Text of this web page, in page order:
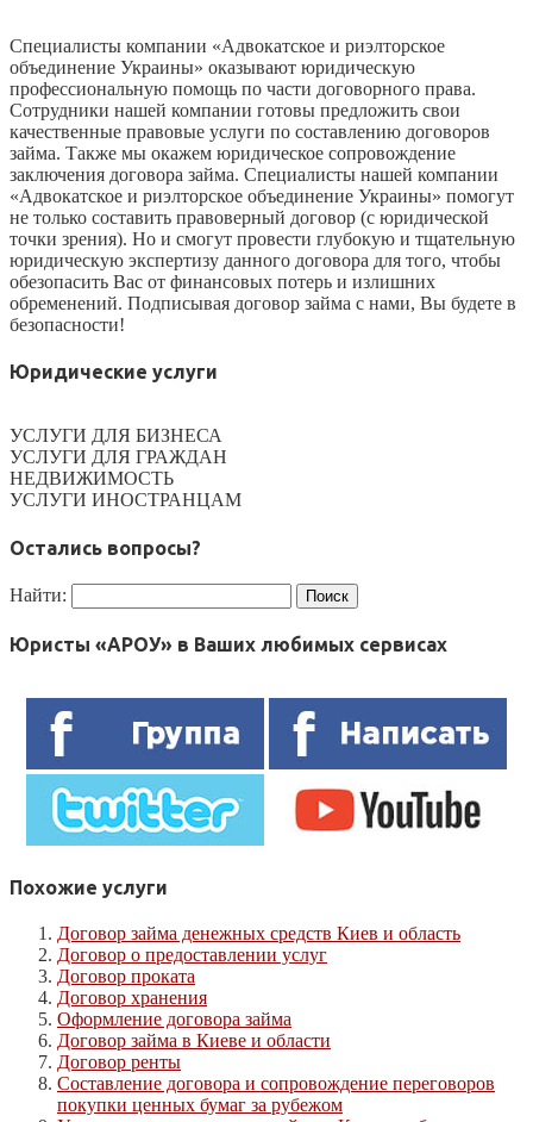
Специалисты компании «Адвокатское и риэлторское
объединение Украины» оказывают юридическую
профессиональную помощь по части договорного права.
Сотрудники нашей компании готовы предложить свои
качественные правовые услуги по составлению договоров
займа. Также мы окажем юридическое сопровождение
заключения договора займа. Специалисты нашей компании
«Адвокатское и риэлторское объединение Украины» помогут
не только составить правоверный договор (с юридической
точки зрения). Но и смогут провести глубокую и тщательную
юридическую экспертизу данного договора для того, чтобы
обезопасить Вас от финансовых потерь и излишних
обременений. Подписывая договор займа с нами, Вы будете в
безопасности!
Юридические услуги
УСЛУГИ ДЛЯ БИЗНЕСА
УСЛУГИ ДЛЯ ГРАЖДАН
НЕДВИЖИМОСТЬ
УСЛУГИ ИНОСТРАНЦАМ
Остались вопросы?
Найти:
Юристы «АРОУ» в Ваших любимых сервисах
Похожие услуги
Договор займа денежных средств Киев и область
Договор о предоставлении услуг
Договор проката
Договор хранения
Оформление договора займа
Договор займа в Киеве и области
Договор ренты
Составление договора и сопровождение переговоров
покупки ценных бумаг за рубежом